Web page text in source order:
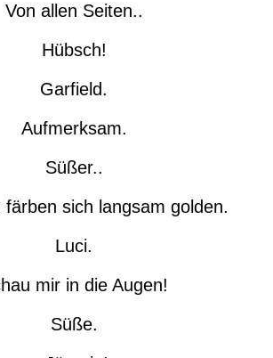
Von allen Seiten..
Hübsch!
Garfield.
Aufmerksam.
Süßer..
färben sich langsam golden.
Luci.
mir in die Augen!
Süße.